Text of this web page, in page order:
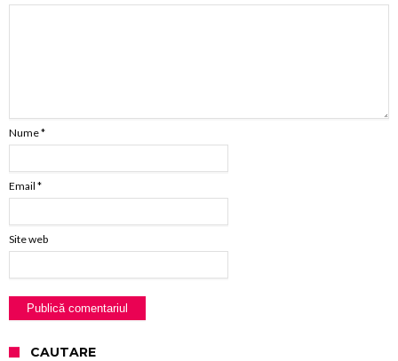
Nume*
Email *
Site web
CAUTARE